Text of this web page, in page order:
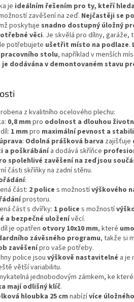
je ideálním řešením pro ty, kteří
zavěšení na zeď. Nejčastěji se
poskytuje snadno dostupný úložný
věci. Je skvělá pro dílny, garáže,
potřebujete ušetřit místo na podlaze.
stolu, například v menších
je dodávána v demontovaném stavu
z kvalitního ocelového plechu:
0,8 mm pro odolnost a dlouhou
1 mm pro maximální pevnost a
: Odolná prášková barva zajišťuje
a poškrábánía dodává skříňce
spolehlivé zavěšení na zeď jsou
části skříňky na zadní stěnu.
:
část: 2 police s možnostívýškového
prostoru.
část s dvířky: 1 police s možností
a bezpečné uloženívěcí.
je opatřen otvory 10x10 mm, které
závěsného programu, takže si
zavěšenípro vaše potřeby.
police jsouvýškově nastavitelné a je
větší variabilitu.
jednobodovým zámkem, ke
mají odlišný klíč.
hloubka 25 cmnabízívíce